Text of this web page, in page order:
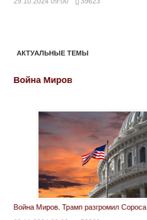
АКТУАЛЬНЫЕ ТЕМЫ
Война Миров
Война Миров. Трамп разгромил Сороса